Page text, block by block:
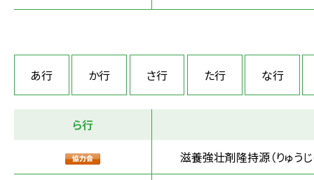
あ行 か行 さ行 た行 な行
ら行
滋養強壮剤隆持源（りゅう